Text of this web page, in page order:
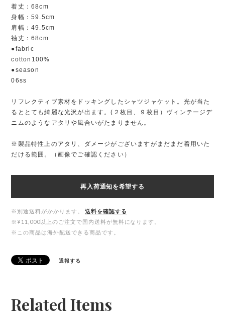
着丈：68cm
身幅：59.5cm
肩幅：49.5cm
袖丈：68cm
●fabric
cotton100%
●season
06ss
リフレクティブ素材をドッキングしたシャツジャケット。光が当た
るととても綺麗な光沢が出ます。(２枚目、９枚目）ヴィンテージデ
ニムのようなアタリや風合いがたまりません。
※製品特性上のアタリ、ダメージがございますがまだまだ着用いた
だける範囲。（画像でご確認ください）
再入荷通知を希望する
※別途送料がかかります。
送料を確認する
※¥11,000以上のご注文で国内送料が無料になります。
※この商品は海外配送できる商品です。
通報する
Related Items